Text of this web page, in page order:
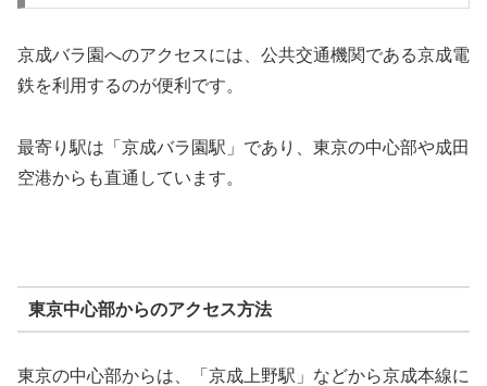
京成バラ園へのアクセスには、公共交通機関である京成電
鉄を利用するのが便利です。
最寄り駅は「京成バラ園駅」であり、東京の中心部や成田
空港からも直通しています。
東京中心部からのアクセス方法
東京の中心部からは、「京成上野駅」などから京成本線に